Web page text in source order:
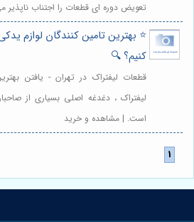
تعویض دوره ای قطعات را اجتناب
⭐️ بهترین تامین کنندگان لوازم
کنیم؟ 🔍
قطعات لیفتراک در تهران - یافتن
لیفتراک ، دغدغه اصلی بسیاری از
است. | مشاهده و خرید